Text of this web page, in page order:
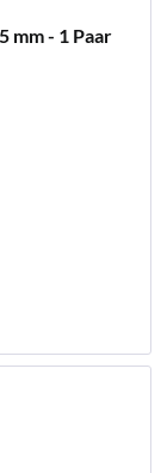
mm - 1 Paar